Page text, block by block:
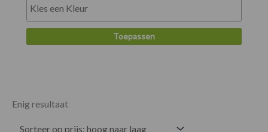
Toepassen
Enig resultaat